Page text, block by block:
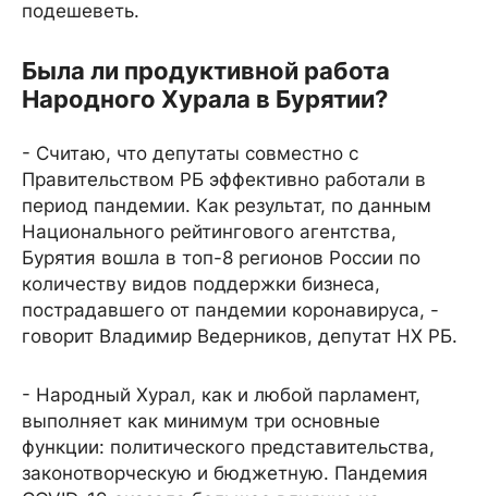
подешеветь.
Была ли продуктивной работа
Народного Хурала в Бурятии?
- Считаю, что депутаты совместно с
Правительством РБ эффективно работали в
период пандемии. Как результат, по данным
Национального рейтингового агентства,
Бурятия вошла в топ-8 регионов России по
количеству видов поддержки бизнеса,
пострадавшего от пандемии коронавируса, -
говорит Владимир Ведерников, депутат НХ РБ.
- Народный Хурал, как и любой парламент,
выполняет как минимум три основные
функции: политического представительства,
законотворческую и бюджетную. Пандемия